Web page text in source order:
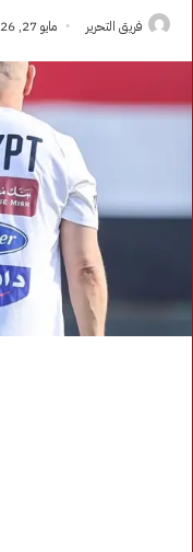
فريق التحرير مايو 27, 2026